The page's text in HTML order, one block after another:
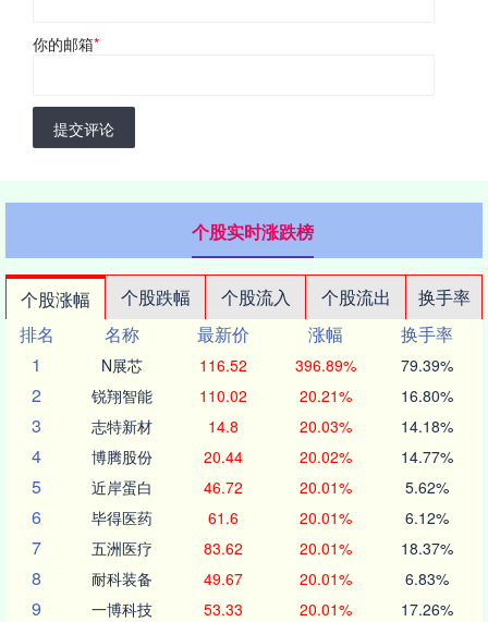
你的邮箱*
提交评论
个股实时涨跌榜
个股涨幅 个股跌幅 个股流入 个股流出
换手率
排名
名称 最新价 涨幅
换手率
1
N展芯 116.52 396.89% 79.39%
2 锐翔智能 110.02 20.21% 16.80%
3 志特新材 14.8 20.03% 14.18%
4 博腾股份 20.44 20.02% 14.77%
5 近岸蛋白 46.72 20.01% 5.62%
6 毕得医药 61.6 20.01% 6.12%
7 五洲医疗 83.62 20.01% 18.37%
8 耐科装备 49.67 20.01% 6.83%
9 一博科技 53.33 20.01% 17.26%